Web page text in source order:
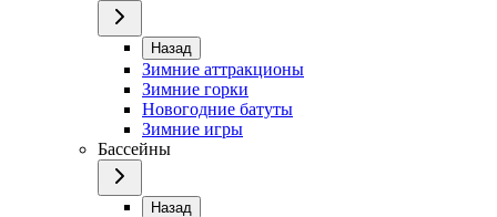
Назад
Зимние аттракционы
Зимние горки
Новогодние батуты
Зимние игры
Бассейны
Назад